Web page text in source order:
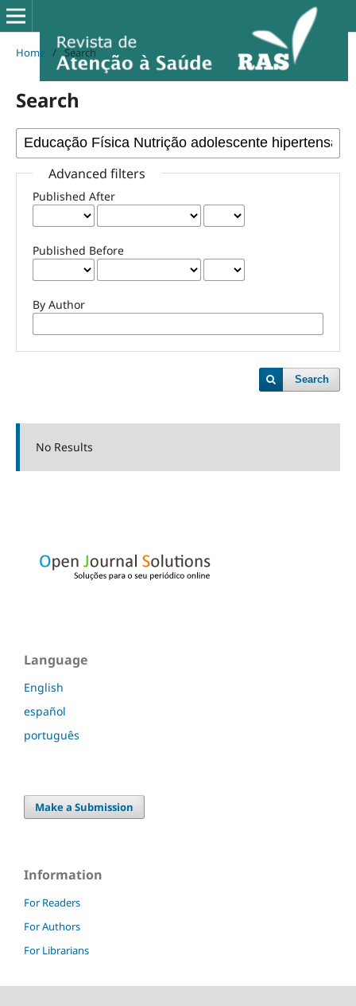
Home / Search
Search
Advanced filters
Published After
Published Before
By Author
Search
No Results
Language
English
español
português
Make a Submission
Information
For Readers
For Authors
For Librarians